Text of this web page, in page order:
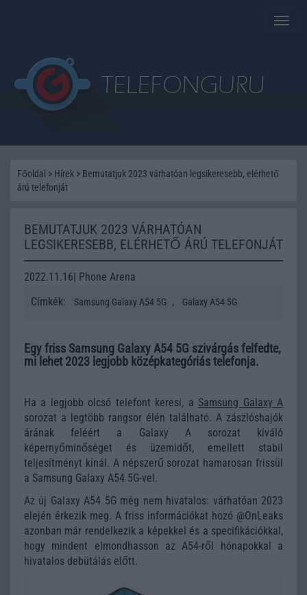
Toggle
Főoldal > Hírek > Bemutatjuk 2023 várhatóan legsikeresebb, elérhető
árú telefonját
BEMUTATJUK 2023 VÁRHATÓAN
LEGSIKERESEBB, ELÉRHETŐ ÁRÚ TELEFONJÁT
2022.11.16| Phone Arena
Címkék:
Samsung Galaxy A54 5G , Galaxy A54 5G
Egy friss Samsung Galaxy A54 5G szivárgás felfedte,
mi lehet 2023 legjobb középkategóriás telefonja.
Ha a legjobb olcsó telefont keresi, a Samsung Galaxy A
sorozat a legtöbb rangsor élén található. A zászlóshajók
árának feléért a Galaxy A sorozat kiváló
képernyőminőséget és üzemidőt, emellett stabil
teljesítményt kínál. A népszerű sorozat hamarosan frissül
a Samsung Galaxy A54 5G-vel.
Az új Galaxy A54 5G még nem hivatalos: várhatóan 2023
elején érkezik meg. A friss információkat hozó @OnLeaks
azonban már rendelkezik a képekkel és a specifikációkkal,
hogy mindent elmondhasson az A54-ről hónapokkal a
hivatalos debütálás előtt.